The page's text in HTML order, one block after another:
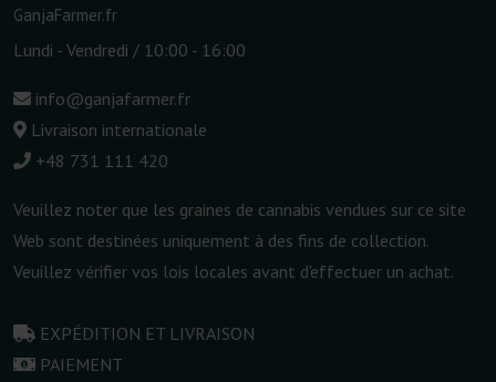
GanjaFarmer.fr
Lundi - Vendredi / 10:00 - 16:00
info@ganjafarmer.fr
Livraison internationale
+48 731 111 420
Veuillez noter que les graines de cannabis vendues sur ce site
Web sont destinées uniquement à des fins de collection.
Veuillez vérifier vos lois locales avant d'effectuer un achat.
EXPÉDITION ET LIVRAISON
PAIEMENT